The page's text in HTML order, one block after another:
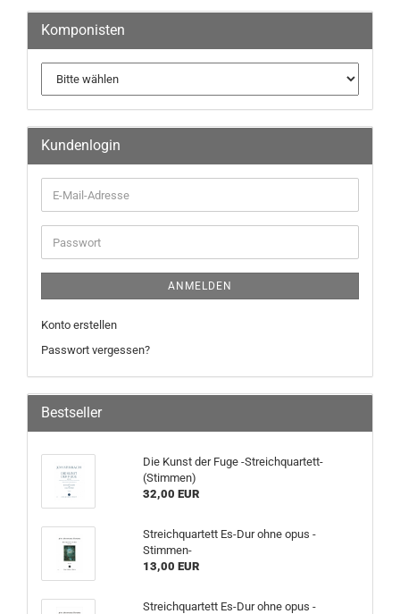
Komponisten
Kundenlogin
ANMELDEN
Konto erstellen
Passwort vergessen?
Bestseller
Die Kunst der Fuge -Streichquartett-
(Stimmen)
32,00 EUR
Streichquartett Es-Dur ohne opus -
Stimmen-
13,00 EUR
Streichquartett Es-Dur ohne opus -